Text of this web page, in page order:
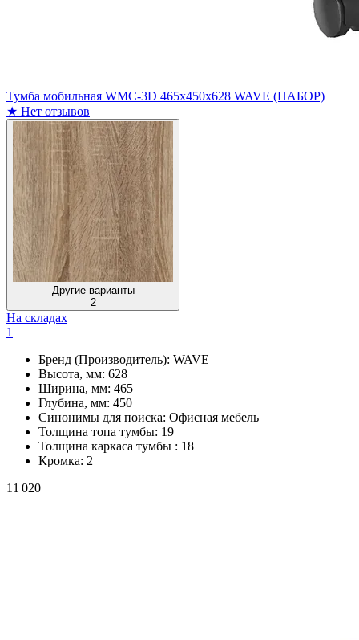
Тумба мобильная WMC-3D 465х450х628 WAVE (НАБОР)
★ Нет отзывов
Другие варианты
2
На складах
1
Бренд (Производитель): WAVE
Высота, мм: 628
Ширина, мм: 465
Глубина, мм: 450
Синонимы для поиска: Офисная мебель
Толщина топа тумбы: 19
Толщина каркаса тумбы : 18
Кромка: 2
11 020